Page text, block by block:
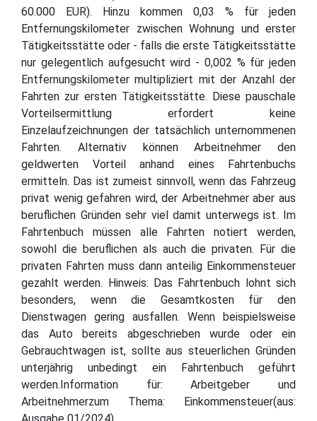
60.000 EUR). Hinzu kommen 0,03 % für jeden
Entfernungskilometer zwischen Wohnung und erster
Tätigkeitsstätte oder - falls die erste Tätigkeitsstätte
nur gelegentlich aufgesucht wird - 0,002 % für jeden
Entfernungskilometer multipliziert mit der Anzahl der
Fahrten zur ersten Tätigkeitsstätte. Diese pauschale
Vorteilsermittlung erfordert keine
Einzelaufzeichnungen der tatsächlich unternommenen
Fahrten. Alternativ können Arbeitnehmer den
geldwerten Vorteil anhand eines Fahrtenbuchs
ermitteln. Das ist zumeist sinnvoll, wenn das Fahrzeug
privat wenig gefahren wird, der Arbeitnehmer aber aus
beruflichen Gründen sehr viel damit unterwegs ist. Im
Fahrtenbuch müssen alle Fahrten notiert werden,
sowohl die beruflichen als auch die privaten. Für die
privaten Fahrten muss dann anteilig Einkommensteuer
gezahlt werden. Hinweis: Das Fahrtenbuch lohnt sich
besonders, wenn die Gesamtkosten für den
Dienstwagen gering ausfallen. Wenn beispielsweise
das Auto bereits abgeschrieben wurde oder ein
Gebrauchtwagen ist, sollte aus steuerlichen Gründen
unterjährig unbedingt ein Fahrtenbuch geführt
werden.Information für: Arbeitgeber und
Arbeitnehmerzum Thema: Einkommensteuer(aus:
Ausgabe 01/2024)